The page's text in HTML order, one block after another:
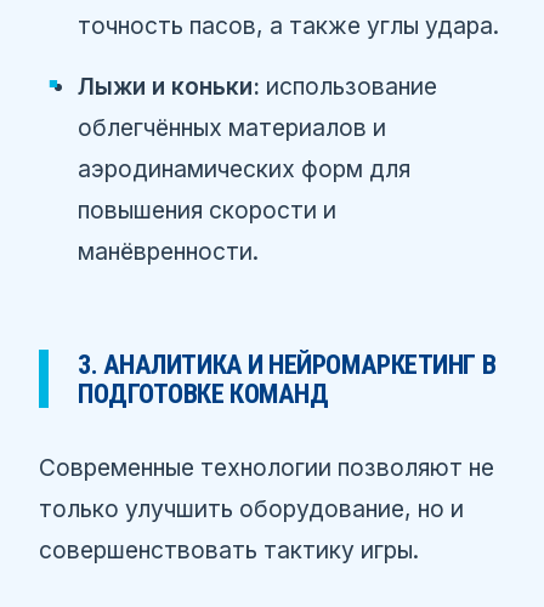
точность пасов, а также углы удара.
Лыжи и коньки: использование
облегчённых материалов и
аэродинамических форм для
повышения скорости и
манёвренности.
3. АНАЛИТИКА И НЕЙРОМАРКЕТИНГ В
ПОДГОТОВКЕ КОМАНД
Современные технологии позволяют не
только улучшить оборудование, но и
совершенствовать тактику игры.